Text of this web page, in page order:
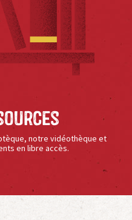
notre vidéothèque et
en libre accès.